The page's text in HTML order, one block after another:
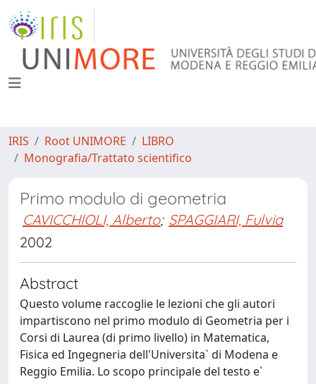
IRIS Root UNIMORE
LIBRO
Monografia/Trattato scientifico
Primo modulo di geometria
CAVICCHIOLI, Alberto; SPAGGIARI, Fulvia
2002
Abstract
Questo volume raccoglie le lezioni che gli autori
impartiscono nel primo modulo di Geometria per i
Corsi di Laurea (di primo livello) in Matematica,
Fisica ed Ingegneria dell'Universita` di Modena e
Reggio Emilia. Lo scopo principale del testo e`